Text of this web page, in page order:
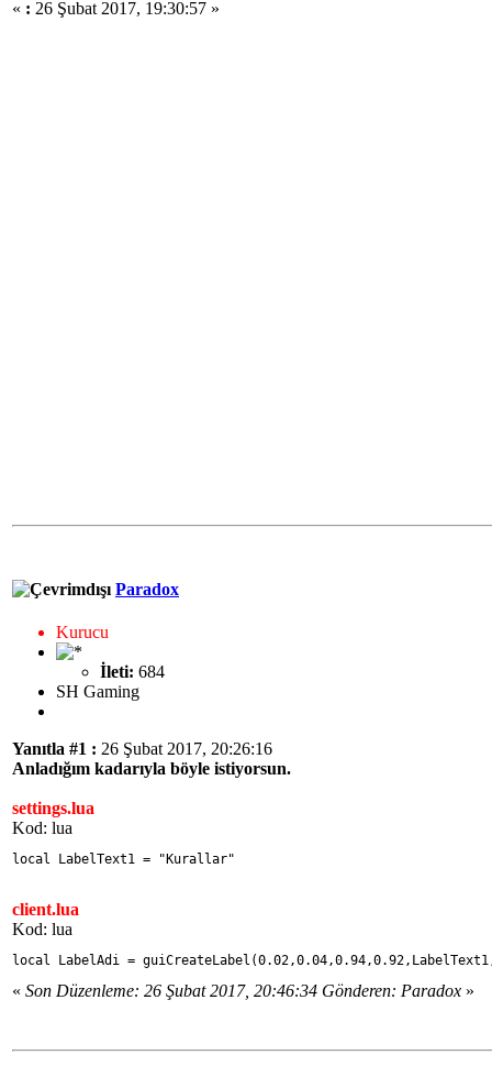
« : 26 Şubat 2017, 19:30:57 »
Paradox
Kurucu
İleti: 684
SH Gaming
Yanıtla #1 : 26 Şubat 2017, 20:26:16
Anladığım kadarıyla böyle istiyorsun.
settings.lua
Kod: lua
local LabelText1 = "Kurallar"
client.lua
Kod: lua
local LabelAdi =
« Son Düzenleme: 26 Şubat 2017, 20:46:34 Gönderen: Paradox »